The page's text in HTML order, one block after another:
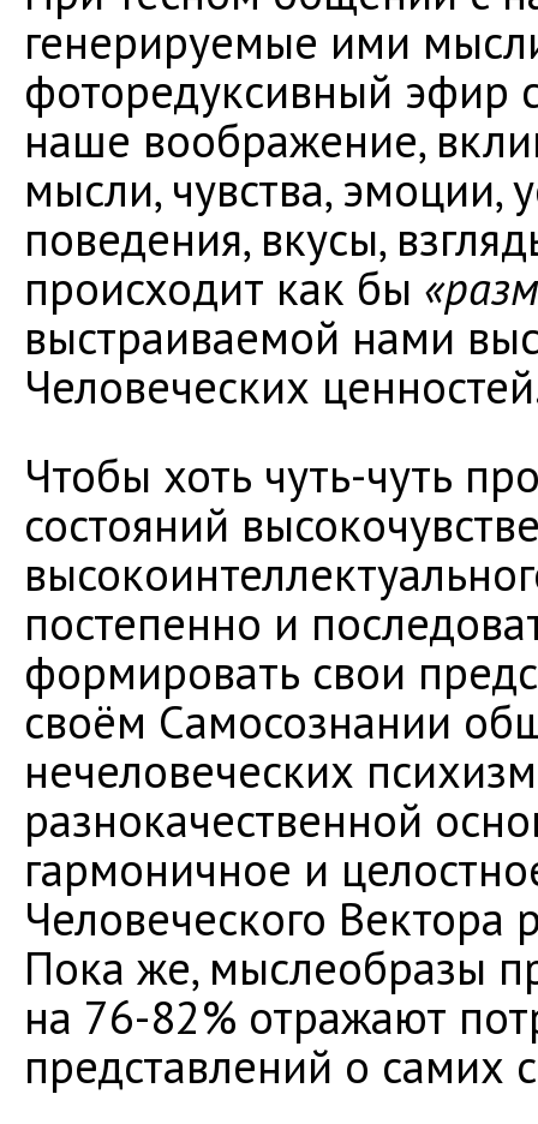
генерируемые ими
фоторедуксивный эфир
наше воображение,
мысли, чувства, эмоции,
поведения, вкусы,
происходит как бы
выстраиваемой нами
Человеческих
Чтобы хоть чуть-чуть
состояний
постепенно и
формировать свои
своём Самосознании
нечеловеческих
разнокачественной
гармоничное и
Человеческого Вектора
Пока же, мыслеобразы
на 76-82% отражают
представлений о